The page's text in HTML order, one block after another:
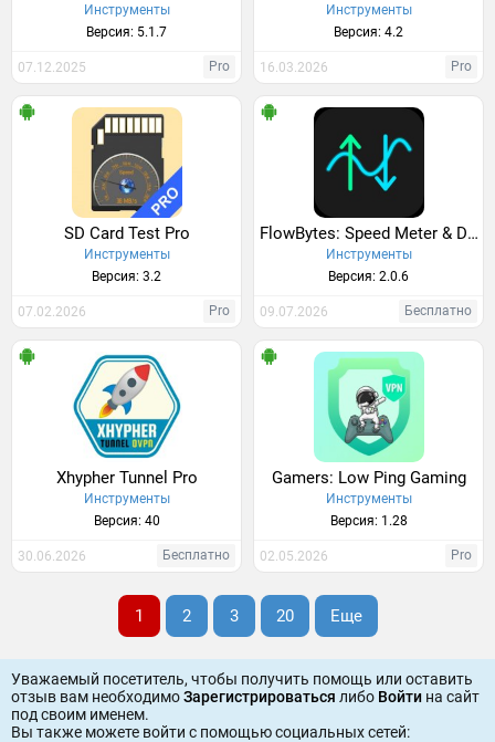
Инструменты
Версия: 5.1.7
07.12.2025 Pro
Инструменты
Версия: 4.2
16.03.2026 Pro
SD Card Test Pro
Инструменты
Версия: 3.2
07.02.2026 Pro
FlowBytes: Speed Meter & Data
Инструменты
Версия: 2.0.6
09.07.2026 Бесплатно
Xhypher Tunnel Pro
Инструменты
Версия: 40
30.06.2026 Бесплатно
Gamers: Low Ping Gaming
Инструменты
Версия: 1.28
02.05.2026 Pro
1 2 3 20 Еще
Уважаемый посетитель, чтобы получить помощь или оставить
отзыв вам необходимоЗарегистрироваться либо Войти на сайт
под своим именем.
Вы также можете войти c помощью социальных сетей: